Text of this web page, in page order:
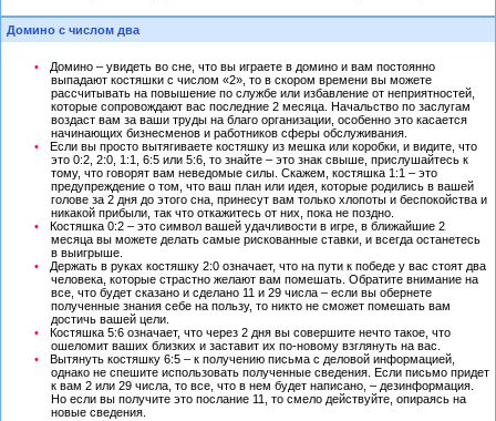
Домино с числом два
Домино – увидеть во сне, что вы играете в домино и вам постоянно
выпадают костяшки с числом «2», то в скором времени вы можете
рассчитывать на повышение по службе или избавление от неприятностей,
которые сопровождают вас последние 2 месяца. Начальство по заслугам
воздаст вам за ваши труды на благо организации, особенно это касается
начинающих бизнесменов и работников сферы обслуживания.
Если вы просто вытягиваете костяшку из мешка или коробки, и видите, что
это 0:2, 2:0, 1:1, 6:5 или 5:6, то знайте – это знак свыше, прислушайтесь к
тому, что говорят вам неведомые силы. Скажем, костяшка 1:1 – это
предупреждение о том, что ваш план или идея, которые родились в вашей
голове за 2 дня до этого сна, принесут вам только хлопоты и беспокойства и
никакой прибыли, так что откажитесь от них, пока не поздно.
Костяшка 0:2 – это символ вашей удачливости в игре, в ближайшие 2
месяца вы можете делать самые рискованные ставки, и всегда останетесь
в выигрыше.
Держать в руках костяшку 2:0 означает, что на пути к победе у вас стоят два
человека, которые страстно желают вам помешать. Обратите внимание на
все, что будет сказано и сделано 11 и 29 числа – если вы обернете
полученные знания себе на пользу, то никто не сможет помешать вам
достичь вашей цели.
Костяшка 5:6 означает, что через 2 дня вы совершите нечто такое, что
ошеломит ваших близких и заставит их по-новому взглянуть на вас.
Вытянуть костяшку 6:5 – к получению письма с деловой информацией,
однако не спешите использовать полученные сведения. Если письмо придет
к вам 2 или 29 числа, то все, что в нем будет написано, – дезинформация.
Но если вы получите это послание 11, то смело действуйте, опираясь на
новые сведения.